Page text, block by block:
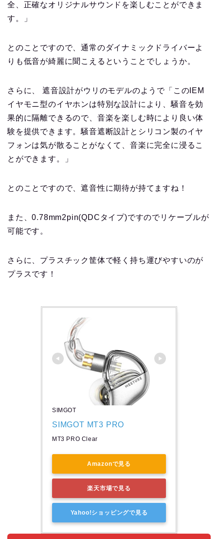
全、正確なオリジナルサウンドを楽しむことができま
す。」
とのことですので、通常のダイナミックドライバーよ
りも低音が綺麗に聞こえるということでしょうか。
さらに、 遮音設計がウリのモデルのようで「このIEM
イヤモニ型のイヤホンは特別な設計により、騒音を効
果的に隔離できるので、音楽を楽しむ時により良い体
験を提供できます。騒音遮断設計とシリコン製のイヤ
フォンは気が散ることがなくて、音楽に完全に浸るこ
とができます。」
とのことですので、遮音性に期待が持てますね！
また、0.78mm2pin(QDCタイプ)ですのでリケーブルが
可能です。
さらに、プラスチック筐体で軽く持ち運びやすいのが
プラスです！
SIMGOT
SIMGOT MT3 PRO
MT3 PRO Clear
Amazonで見る
楽天市場で見る
Yahoo!ショッピングで見る